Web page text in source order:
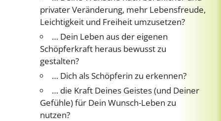
privater Veränderung, mehr Lebensfreude,
Leichtigkeit und Freiheit umzusetzen?
… Dein Leben aus der eigenen
Schöpferkraft heraus bewusst zu
gestalten?
… Dich als Schöpferin zu erkennen?
… die Kraft Deines Geistes (und Deiner
Gefühle) für Dein Wunsch-Leben zu
nutzen?